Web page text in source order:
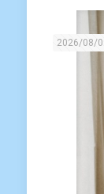
2026/08/